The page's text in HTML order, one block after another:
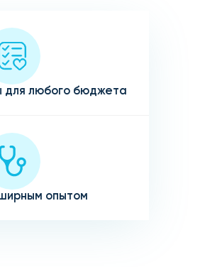
для любого бюджета
опытом